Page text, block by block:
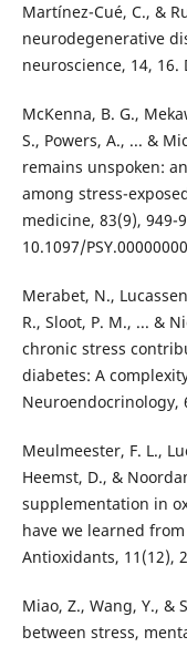
Martínez-Cué, C., &
neurodegenerative
neuroscience, 14, 16.
McKenna, B. G.,
S., Powers, A., ... &
remains unspoken:
among stress-
medicine, 83(9), 949-
10.1097/
Merabet, N.,
R., Sloot, P. M., ... &
chronic stress
diabetes: A
Neuroendocrinology,
Meulmeester, F. L.,
Heemst, D., &
supplementation in
have we learned
Antioxidants, 11(12),
Miao, Z., Wang, Y., &
between stress,